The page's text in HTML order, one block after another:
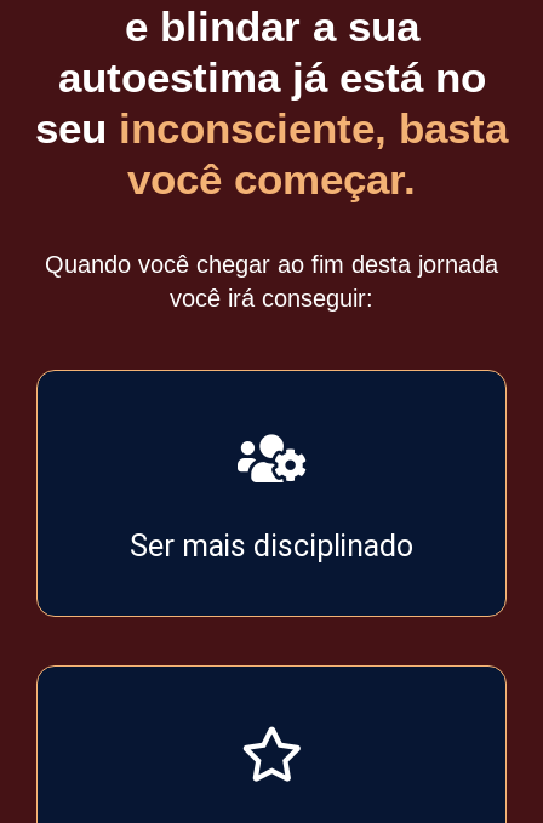
e blindar a sua
autoestima já está no
seu inconsciente, basta
você começar.
Quando você chegar ao fim desta jornada
você irá conseguir:
Ser mais disciplinado